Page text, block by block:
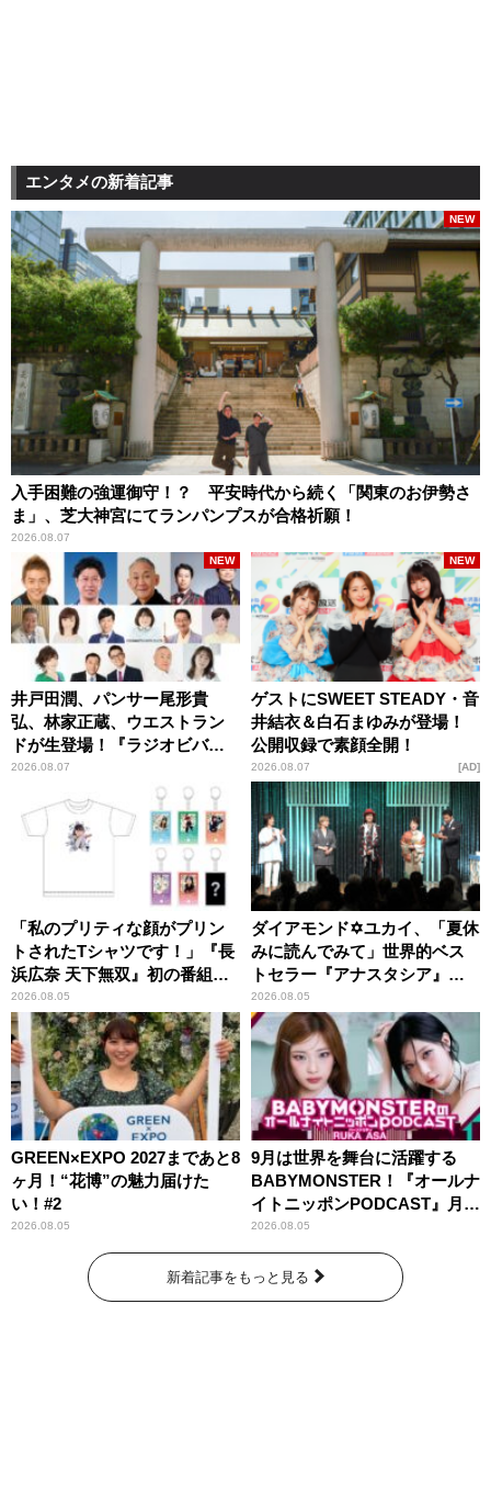
エンタメの新着記事
入手困難の強運御守！？ 平安時代から続く「関東のお伊勢さ
ま」、芝大神宮にてランパンプスが合格祈願！
2026.08.07
NEW
井戸田潤、パンサー尾形貴
弘、林家正蔵、ウエストラン
ドが生登場！『ラジオビバリ
ー昼ズ』
2026.08.07
NEW
ゲストにSWEET STEADY・音
井結衣＆白石まゆみが登場！
公開収録で素顔全開！
2026.08.07
NEW
AD
「私のプリティな顔がプリン
トされたTシャツです！」『長
浜広奈 天下無双』初の番組グ
ッズ発売
2026.08.05
ダイアモンド✡ユカイ、「夏休
みに読んでみて」世界的ベス
トセラー『アナスタシア』を
紹介
2026.08.05
GREEN×EXPO 2027まであと8
ヶ月！“花博”の魅力届けた
い！#2
2026.08.05
9月は世界を舞台に活躍する
BABYMONSTER！『オールナ
イトニッポンPODCAST』月替
わりパーソナリティ
2026.08.05
新着記事をもっと見る